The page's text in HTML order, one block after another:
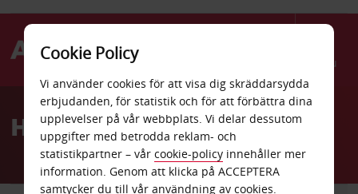
Menu
AvisHyrbil Guadalajara
Cookie Policy
Vi använder cookies för att visa dig skräddarsydda
erbjudanden, för statistik och för att förbättra dina
upplevelser på vår webbplats. Vi delar dessutom
uppgifter med betrodda reklam- och
statistikpartner – vår cookie-policy innehåller mer
information. Genom att klicka på ACCEPTERA
samtycker du till vår användning av cookies.